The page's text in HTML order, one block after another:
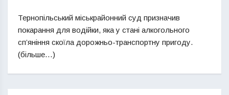
Тернопільський міськрайонний суд призначив
покарання для водійки, яка у стані алкогольного
сп’яніння скоїла дорожньо-транспортну пригоду.
(більше…)